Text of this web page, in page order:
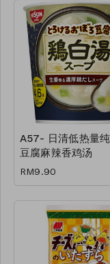
A57- 日清低热量纯
豆腐麻辣香鸡汤
RM9.90